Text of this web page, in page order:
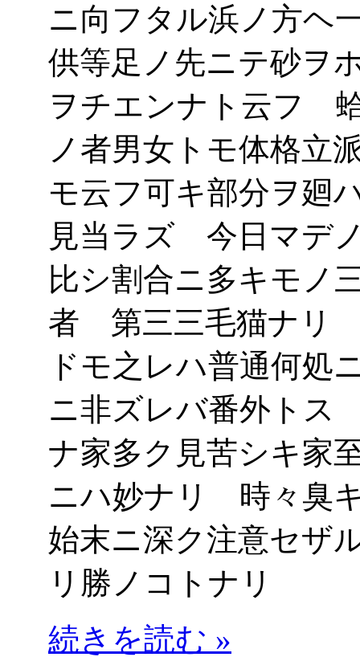
ニ向フタル浜ノ方ヘ
供等足ノ先ニテ砂ヲ
ヲチエンナト云フ
ノ者男女トモ体格立
モ云フ可キ部分ヲ廻
見当ラズ 今日マデ
比シ割合ニ多キモ
者 第三三毛猫ナリ
ドモ之レハ普通何処
ニ非ズレバ番外トス
ナ家多ク見苦シキ家
ニハ妙ナリ 時々臭
始末ニ深ク注意セザ
リ勝ノコトナリ
続きを読む »